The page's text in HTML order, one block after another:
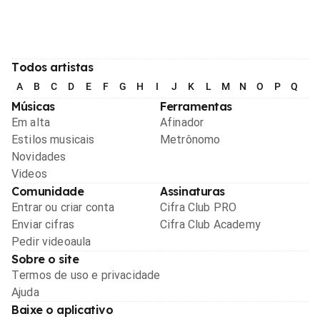
Todos artistas
A B C D E F G H I J K L M N O P Q
Músicas
Em alta
Estilos musicais
Novidades
Videos
Ferramentas
Afinador
Metrônomo
Comunidade
Entrar ou criar conta
Enviar cifras
Pedir videoaula
Assinaturas
Cifra Club PRO
Cifra Club Academy
Sobre o site
Termos de uso e privacidade
Ajuda
Baixe o aplicativo